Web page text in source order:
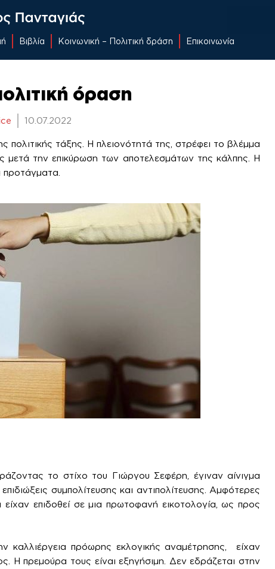
Βιβλία Κοινωνική – Πολιτική δράση Επικοινωνία
όραση
10.07.2022
πολιτικής τάξης. Η πλειονότητά της, στρέφει το βλέμμα
μετά την επικύρωση των αποτελεσμάτων της κάλπης. Η
προτάγματα.
το στίχο του Γιώργου Σεφέρη, έγιναν αίνιγμα
συμπολίτευσης και αντιπολίτευσης. Αμφότερες
επιδοθεί σε μια πρωτοφανή εικοτολογία, ως προς
καλλιέργεια πρόωρης εκλογικής αναμέτρησης, είχαν
Η πρεμούρα τους είναι εξηγήσιμη. Δεν εδράζεται στην